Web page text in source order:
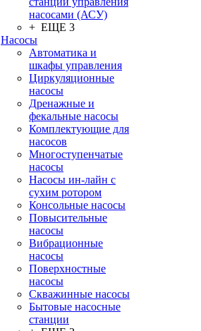
насосами (АСУ)
+ ЕЩЕ 3
Насосы
Автоматика и
шкафы управления
Циркуляционные
насосы
Дренажные и
фекальные насосы
Комплектующие для
насосов
Многоступенчатые
насосы
Насосы ин-лайн с
сухим ротором
Консольные насосы
Повысительные
насосы
Вибрационные
насосы
Поверхностные
насосы
Скважинные насосы
Бытовые насосные
станции